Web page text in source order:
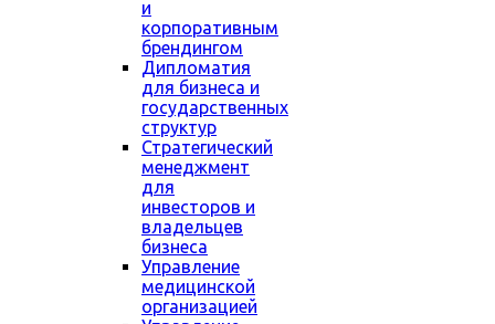
и
корпоративным
брендингом
Дипломатия
для бизнеса и
государственных
структур
Стратегический
менеджмент
для
инвесторов и
владельцев
бизнеса
Управление
медицинской
организацией